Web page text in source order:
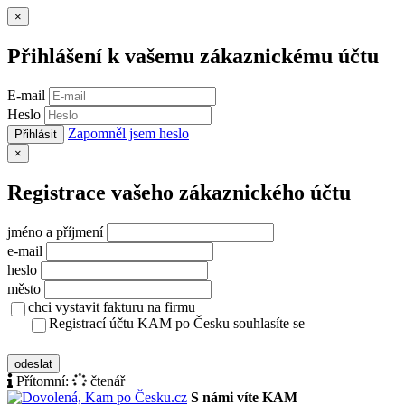
×
Přihlášení k vašemu zákaznickému účtu
E-mail
Heslo
Přihlásit Zapomněl jsem heslo
×
Registrace vašeho zákaznického účtu
jméno a příjmení
e-mail
heslo
město
chci vystavit fakturu na firmu
Registrací účtu KAM po Česku souhlasíte se
odeslat
Přítomní:
čtenář
S námi víte KAM